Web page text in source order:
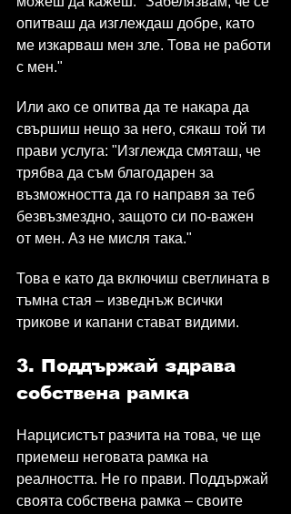
опитваш да изглеждаш добре, като
ме изкарваш мен зле. Това не работи
с мен."
Или ако се опитва да те накара да
свършиш нещо за него, сякаш той ти
прави услуга: "Изглежда смяташ, че
трябва да съм благодарен за
възможността да го направя за теб
безвъзмездно, защото си по-важен
от мен. Аз не мисля така."
Това е като да включиш светлината в
тъмна стая – изведнъж всички
трикове и капани стават видими.
3. Поддържай здрава
собствена рамка
Нарцисистът разчита на това, че ще
приемеш неговата рамка на
реалността. Не го прави. Поддържай
своята собствена рамка – своите